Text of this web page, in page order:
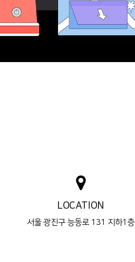
LOCATION
서울 광진구 능동로 131 지하1층